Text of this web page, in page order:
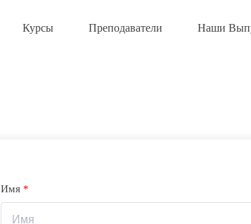
Курсы Преподаватели Наши
Имя *